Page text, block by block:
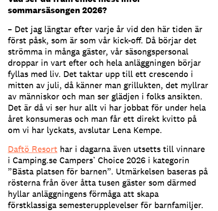
sommarsäsongen 2026?
– Det jag längtar efter varje år vid den här tiden är
först påsk, som är som vår kick-off. Då börjar det
strömma in många gäster, vår säsongspersonal
droppar in vart efter och hela anläggningen börjar
fyllas med liv. Det taktar upp till ett crescendo i
mitten av juli, då känner man grillukten, det myllrar
av människor och man ser glädjen i folks ansikten.
Det är då vi ser hur allt vi har jobbat för under hela
året konsumeras och man får ett direkt kvitto på
om vi har lyckats, avslutar Lena Kempe.
Daftö Resort har i dagarna även utsetts till vinnare
i Camping.se Campers’ Choice 2026 i kategorin
”Bästa platsen för barnen”. Utmärkelsen baseras på
rösterna från över åtta tusen gäster som därmed
hyllar anläggningens förmåga att skapa
förstklassiga semesterupplevelser för barnfamiljer.